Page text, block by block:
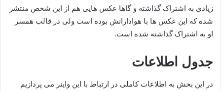
زیادی به اشتراک گذاشته و گاها عکس هایی هم از این شخص منتشر
شده که این عکس ها با هوادارانش بوده است ولی در قالب همسر
او به اشتراک گذاشته شده است.
جدول اطلاعات
در این بخش به اطلاعات کاملی در ارتباط با این واینر می پردازیم